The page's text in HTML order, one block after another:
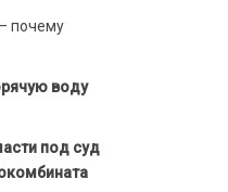
почему
воду
под суд